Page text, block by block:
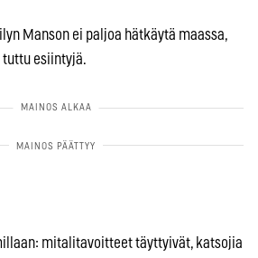
Manson ei paljoa hätkäytä maassa,
tuttu esiintyjä.
mitalitavoitteet täyttyivät, katsojia